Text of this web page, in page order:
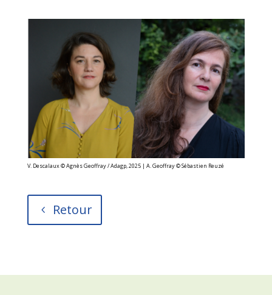
V. Descalaux ©Agnès Geoffray / Adagp, 2025 | A. Geoffray © Sébastien Reuzé
Retour